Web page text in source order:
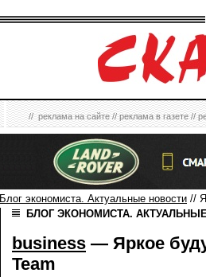
//реклама на сайте//реклама в газете//
Блог экономиста. Актуальные новости //
БЛОГ ЭКОНОМИСТА.
business — Яркое
Team